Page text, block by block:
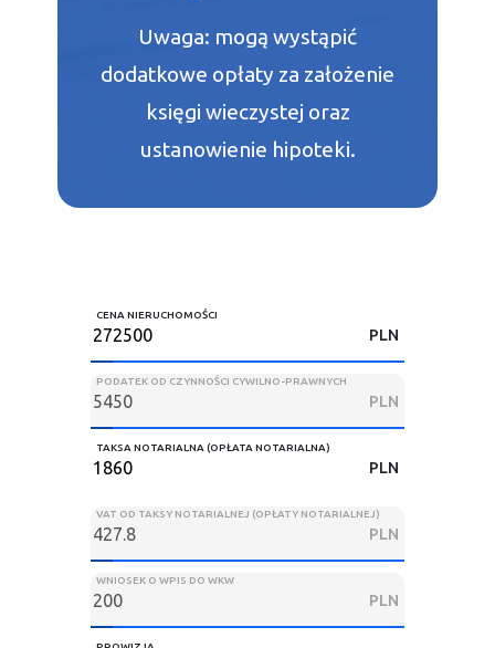
Uwaga: mogą wystąpić
dodatkowe opłaty za założenie
księgi wieczystej oraz
ustanowienie hipoteki.
CENA NIERUCHOMOŚCI
PLN
PODATEK OD CZYNNOŚCI CYWILNO-PRAWNYCH
PLN
TAKSA NOTARIALNA (OPŁATA NOTARIALNA)
PLN
VAT OD TAKSY NOTARIALNEJ (OPŁATY NOTARIALNEJ)
PLN
WNIOSEK O WPIS DO WKW
PLN